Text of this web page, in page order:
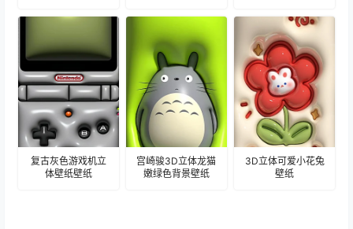
复古灰色游戏机立
体壁纸壁纸
宫崎骏3D立体龙猫
嫩绿色背景壁纸
3D立体可爱小花兔
壁纸